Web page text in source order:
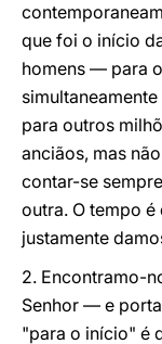
que foi o início
homens — para
para outros
anciãos, mas
contar-se
outra. O tempo
justamente
2. Encontramo-
Senhor — e
"para o início" é